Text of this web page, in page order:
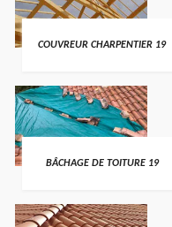
COUVREUR CHARPENTIER 19
BÂCHAGE DE TOITURE 19